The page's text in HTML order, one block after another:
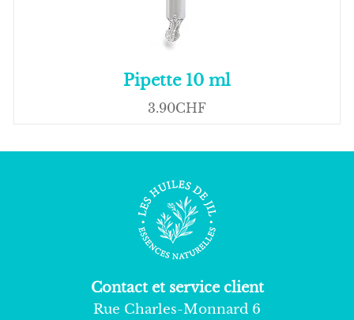
Pipette 10 ml
3.90CHF
Contact et service client
Rue Charles-Monnard 6